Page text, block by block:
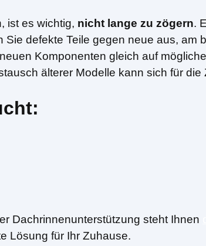
ist es wichtig, nicht lange zu zögern.
defekte Teile gegen neue aus, am
Komponenten gleich auf mögliche
älterer Modelle kann sich für
Dachrinnenunterstützung steht Ihnen
Lösung für Ihr Zuhause.